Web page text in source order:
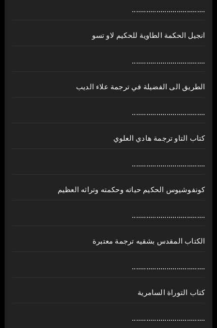
....................................
انجيل الحكمة الطاوية للحكيم لاو تسو
....................................
الطريق الى الفضيلة في ترجمة علاء الديب
....................................
كتاب التاو ترجمة هادي العلوي
....................................
كونفوشيوس الحكيم حياته وحكمته وتراثه العظيم
....................................
الكتاب المقدس بشقيه ترجمة معتبرة
....................................
كتاب التوراة السامرية
....................................